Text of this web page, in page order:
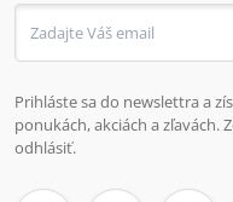
Prihláste sa do newslettra a
ponukách, akciách a zľavách.
odhlásiť.